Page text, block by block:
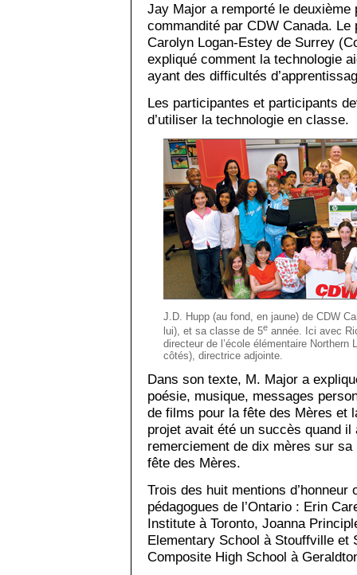
Jay Major a remporté le
commandité par CDW Canada.
Carolyn Logan-Estey de Surrey
expliqué comment la technologie
ayant des difficultés
Les participantes et participants
d’utiliser la technologie en classe.
J.D. Hupp (au fond, en jaune) de CDW
lui), et sa classe de 5e année. Ici avec
directeur de l’école élémentaire
côtés), directrice adjointe.
Dans son texte, M. Major a
poésie, musique, messages
de films pour la fête des Mères et
projet avait été un succès quand
remerciement de dix mères sur
fête des Mères.
Trois des huit mentions d’honneur
pédagogues de l’Ontario : Erin
Institute à Toronto, Joanna
Elementary School à Stouffville et
Composite High School à